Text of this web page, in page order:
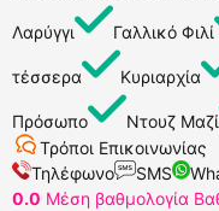
Λαρύγγι Γαλλικό Φιλί
τέσσερα Κυριαρχία
Πρόσωπο Ντουζ Μαζί
Τρόποι Επικοινωνίας
Τηλέφωνο
SMS
0.0 Μέση βαθμολογία